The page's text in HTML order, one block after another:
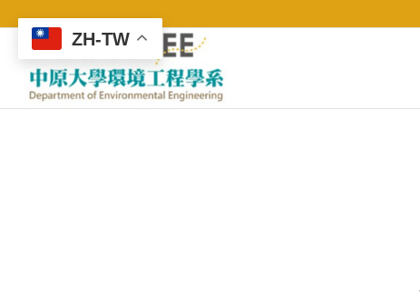
ZH-TW